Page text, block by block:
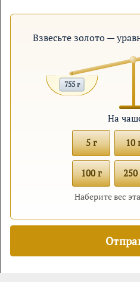
Взвесьте золото —
755 г
На
5 г 10
100 г 250
Наберите вес